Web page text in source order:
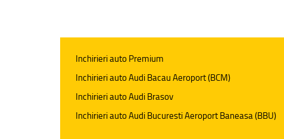
Inchirieri auto Premium
Inchirieri auto Audi Bacau Aeroport (BCM)
Inchirieri auto Audi Brasov
Inchirieri auto Audi Bucuresti Aeroport Baneasa (BBU)